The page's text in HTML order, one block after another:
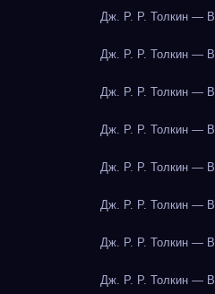
Дж. Р. Р. Толкин —
Дж. Р. Р. Толкин —
Дж. Р. Р. Толкин —
Дж. Р. Р. Толкин —
Дж. Р. Р. Толкин —
Дж. Р. Р. Толкин —
Дж. Р. Р. Толкин —
Дж. Р. Р. Толкин —